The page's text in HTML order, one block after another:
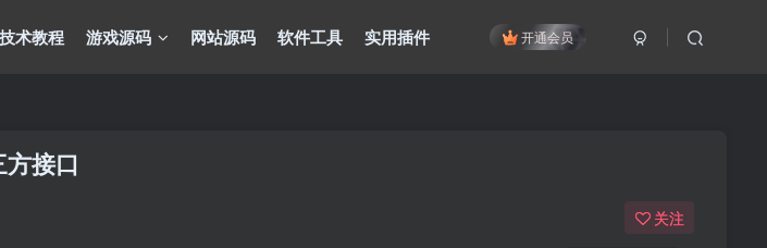
开通会员
技术教程 游戏源码 网站源码 软件工具 实用插件
接口
关注